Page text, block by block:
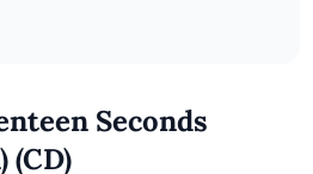
Seconds
(CD)